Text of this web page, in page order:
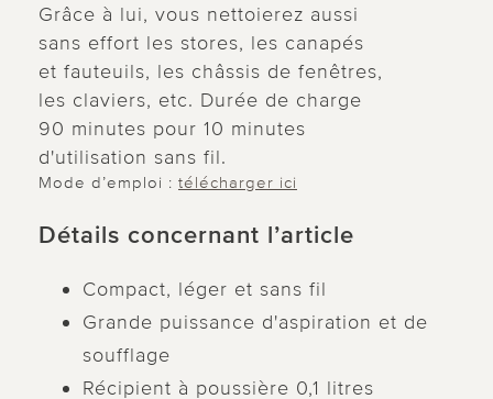
Grâce à lui, vous nettoierez aussi
sans effort les stores, les canapés
et fauteuils, les châssis de fenêtres,
les claviers, etc. Durée de charge
90 minutes pour 10 minutes
d'utilisation sans fil.
Mode d’emploi : télécharger ici
Détails concernant l’article
Compact, léger et sans fil
Grande puissance d'aspiration et de
soufflage
Récipient à poussière 0,1 litres